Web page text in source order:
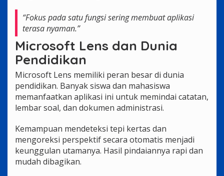
“Fokus pada satu fungsi sering membuat aplikasi
terasa nyaman.”
Microsoft Lens dan Dunia
Pendidikan
Microsoft Lens memiliki peran besar di dunia
pendidikan. Banyak siswa dan mahasiswa
memanfaatkan aplikasi ini untuk memindai catatan,
lembar soal, dan dokumen administrasi.
Kemampuan mendeteksi tepi kertas dan
mengoreksi perspektif secara otomatis menjadi
keunggulan utamanya. Hasil pindaiannya rapi dan
mudah dibagikan.